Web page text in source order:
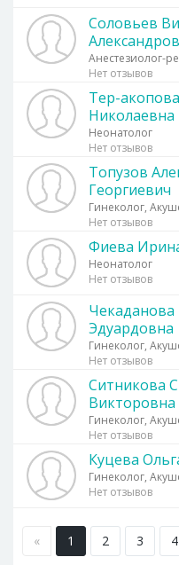
Соловьев
Анестезиолог-
Нет отзывов
Тер-
Николаевна
Неонатолог
Нет отзывов
Топузов
Георгиевич
Гинеколог,
Нет отзывов
Фиева
Неонатолог
Нет отзывов
Эдуардовна
Гинеколог,
Нет отзывов
Ситникова
Викторовна
Гинеколог,
Нет отзывов
Куцева
Гинеколог,
Нет отзывов
« 1 2 3 4